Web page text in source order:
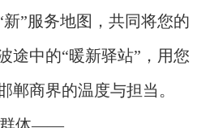
”服务地图，共同将您的
途中的“暖新驿站”，用您
郸商界的温度与担当。